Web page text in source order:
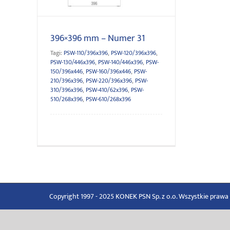
396×396 mm – Numer 31
Tagi: PSW-110/396x396, PSW-120/396x396,
PSW-130/446x396, PSW-140/446x396, PSW-
150/396x446, PSW-160/396x446, PSW-
210/396x396, PSW-220/396x396, PSW-
310/396x396, PSW-410/62x396, PSW-
510/268x396, PSW-610/268x396
Copyright 1997 - 2025 KONEK PSN Sp. z o.o. Wszystkie